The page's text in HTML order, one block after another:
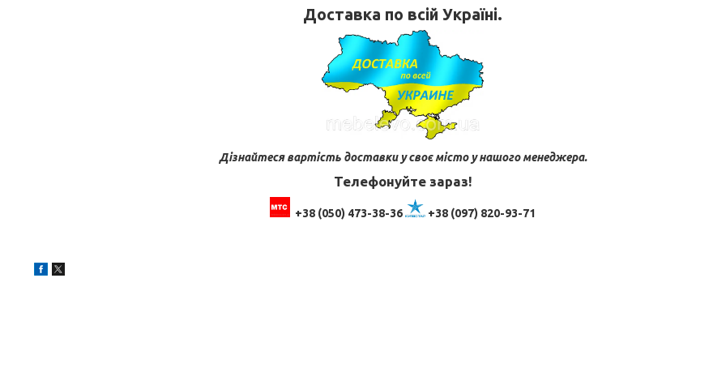
Доставка по всій Україні.
Дізнайтеся вартість доставки у своє місто у нашого менеджера.
Телефонуйте зараз!
+38 (050) 473-38-36 +38 (097) 820-93-71